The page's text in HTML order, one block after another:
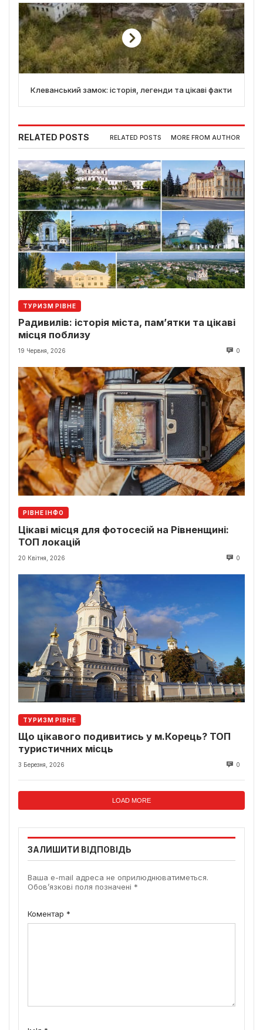
Клеванський замок: історія, легенди та цікаві факти
RELATED POSTS RELATED POSTS MORE FROM AUTHOR
ТУРИЗМ РІВНЕ
Радивилів: історія міста, пам’ятки та цікаві
місця поблизу
19 Червня, 2026 0
РІВНЕ ІНФО
Цікаві місця для фотосесій на Рівненщині:
ТОП локацій
20 Квітня, 2026 0
ТУРИЗМ РІВНЕ
Що цікавого подивитись у м.Корець? ТОП
туристичних місць
3 Березня, 2026 0
LOAD MORE
ЗАЛИШИТИ ВІДПОВІДЬ
Ваша e-mail адреса не оприлюднюватиметься.
Обов’язкові поля позначені *
Коментар *